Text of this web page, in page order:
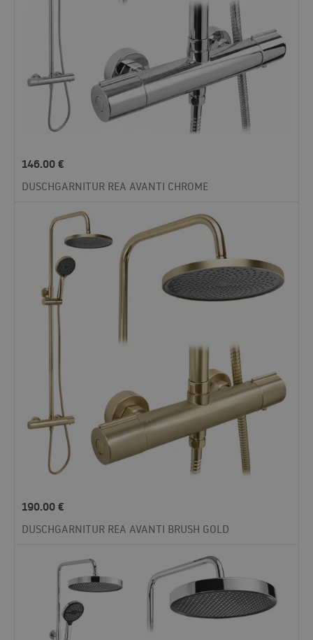
146.00€
DUSCHGARNITUR REA AVANTI CHROME
190.00€
DUSCHGARNITUR REA AVANTI BRUSH GOLD